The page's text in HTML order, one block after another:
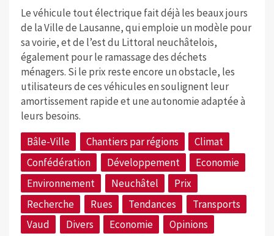
Le véhicule tout électrique fait déjà les beaux jours
de la Ville de Lausanne, qui emploie un modèle pour
sa voirie, et de l’est du Littoral neuchâtelois,
également pour le ramassage des déchets
ménagers. Si le prix reste encore un obstacle, les
utilisateurs de ces véhicules en soulignent leur
amortissement rapide et une autonomie adaptée à
leurs besoins.
Bâle-Ville
Chantiers par régions
Climat
Confédération
Développement
Economie
Environnement
Neuchâtel
Prix
Recherche
Rues Tendances
Transports
Vaud
Divers Economie Opinions